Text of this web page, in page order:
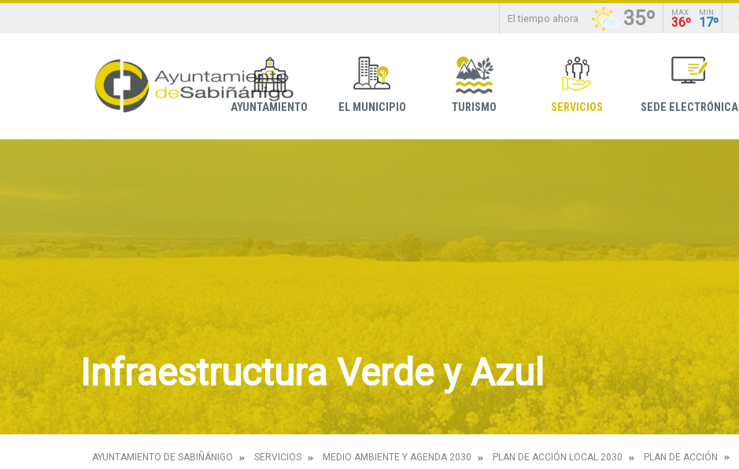
El tiempo ahora 35º MAX
36º
MIN
17º
AYUNTAMIENTO EL MUNICIPIO TURISMO SERVICIOS SEDE ELECTRÓNICA
Infraestructura Verde y Azul
AYUNTAMIENTO DE SABIÑÁNIGO SERVICIOS MEDIO AMBIENTE Y AGENDA 2030 PLAN DE ACCIÓN LOCAL 2030 PLAN DE ACCIÓN